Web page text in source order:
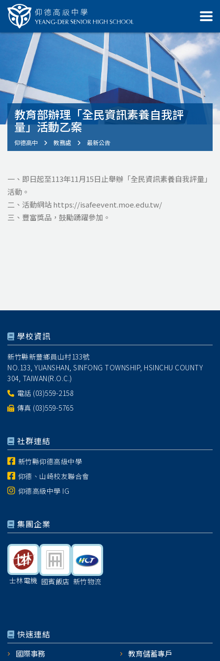
教育部辦理「全民資訊素養自我評
量」活動乙案
仰德高中 教務處 最新公告
一、即日起至113年11月15日止舉辦「全民資訊素養自我評量」
活動。
二、活動網站 https://isafeevent.moe.edu.tw/
三、豐富獎品，鼓勵踴躍參加。
學校資訊
新竹縣新豐鄉員山村133號
NO.133, YUANSHAN, SINFONG TOWNSHIP, HSINCHU COUNTY
304, TAIWAN(R.O.C.)
電話 (03)559-2158
傳真 (03)559-5765
社群連結
新竹縣仰德高級中學
仰德、山崎校友聯合會
仰德高級中學 IG
集團企業
士林電機 國賓飯店 新竹物流
快速連結
國際事務 教育儲蓄專戶